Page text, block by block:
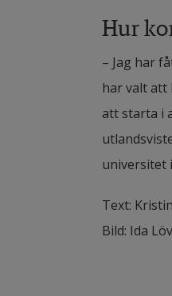
Hur
– Jag har
har valt att
att starta i
universitet
Text:
Bild: Ida